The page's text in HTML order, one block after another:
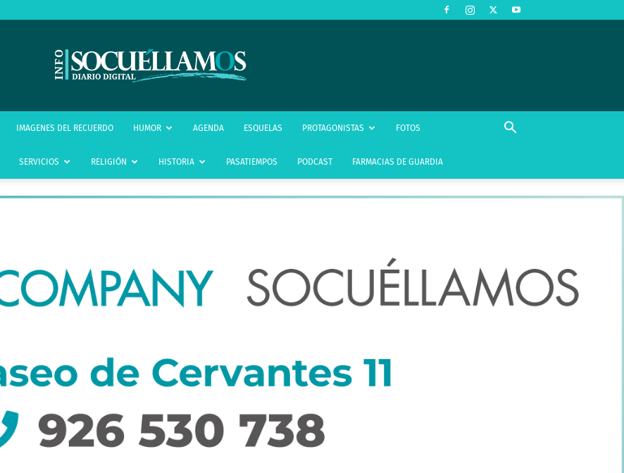
infoSocuéllamos
IMAGENES DEL RECUERDO HUMOR AGENDA ESQUELAS PROTAGONISTAS FOTOS
SERVICIOS RELIGIÓN HISTORIA PASATIEMPOS PODCAST FARMACIAS DE GUARDIA